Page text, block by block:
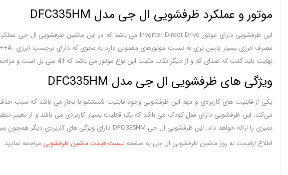
موتور و عملکرد ظرفشویی ال جی مدل DFC335HM
نهایت باید گفت که صدای کم و از دیگر نکات مثبت این نوع موتور می باشد که 41 سی بل است و مزاحمتی برای استراحت شما نخواهد داشت.
ویژگی های ظرفشویی ال جی مدل DFC335HM
تمیزی را ارائه خواهد داد. این ظرفشویی ال جی DFC335HM دارای ویژگی های کاربردی دیگر همچون سيستم تاخیر در شروع، سیستم ضد نشت آب و خشک کردن ظروف توسط Extra Dry و آبکشی اضافه می باشد.
اطلاع ازقیمت به روز ماشین ظرفشویی ال جی به صفحه لیست قیمت ماشین ظرفشویی مراجعه نمایید.